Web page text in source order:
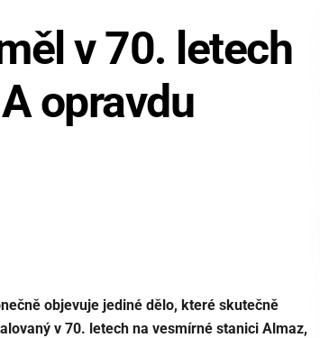
v 70. letech
opravdu
objevuje jediné dělo, které skutečně
v 70. letech na vesmírné stanici Almaz,